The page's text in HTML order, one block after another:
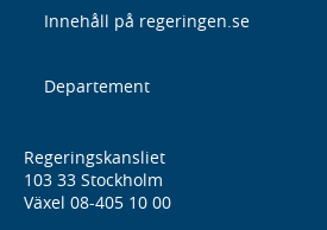
Innehåll på regeringen.se
Departement
Regeringskansliet
103 33 Stockholm
Växel 08-405 10 00